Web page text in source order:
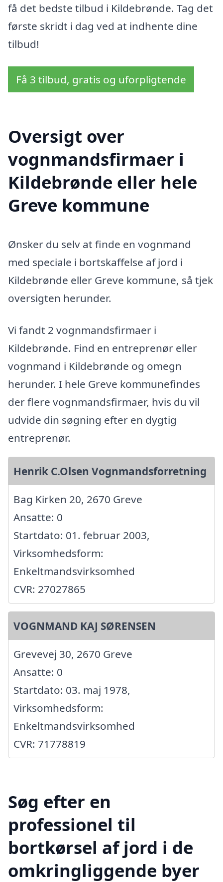
få det bedste tilbud i Kildebrønde. Tag det
første skridt i dag ved at indhente dine
tilbud!
Få 3 tilbud, gratis og uforpligtende
Oversigt over
vognmandsfirmaer i
Kildebrønde eller hele
Greve kommune
Ønsker du selv at finde en vognmand
med speciale i bortskaffelse af jord i
Kildebrønde eller Greve kommune, så tjek
oversigten herunder.
Vi fandt 2 vognmandsfirmaer i
Kildebrønde. Find en entreprenør eller
vognmand i Kildebrønde og omegn
herunder. I hele Greve kommunefindes
der flere vognmandsfirmaer, hvis du vil
udvide din søgning efter en dygtig
entreprenør.
Henrik C.Olsen Vognmandsforretning
Bag Kirken 20, 2670 Greve
Ansatte: 0
Startdato: 01. februar 2003,
Virksomhedsform:
Enkeltmandsvirksomhed
CVR: 27027865
VOGNMAND KAJ SØRENSEN
Grevevej 30, 2670 Greve
Ansatte: 0
Startdato: 03. maj 1978,
Virksomhedsform:
Enkeltmandsvirksomhed
CVR: 71778819
Søg efter en
professionel til
bortkørsel af jord i de
omkringliggende byer